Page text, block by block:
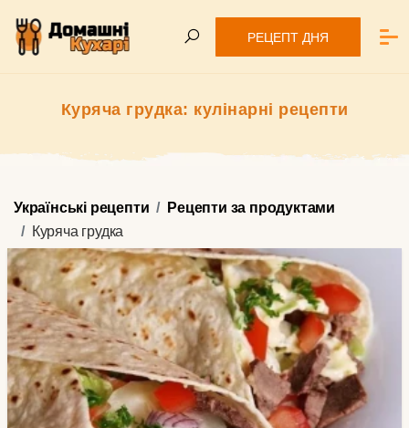
РЕЦЕПТ ДНЯ
Куряча грудка: кулінарні рецепти
Українські рецепти
Рецепти за продуктами
Куряча грудка